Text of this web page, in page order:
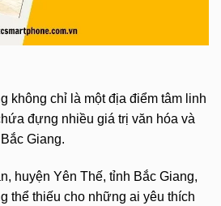
không chỉ là một địa điểm tâm linh
đựng nhiều giá trị văn hóa và
Giang.
huyện Yên Thế, tỉnh Bắc Giang,
thể thiếu cho những ai yêu thích